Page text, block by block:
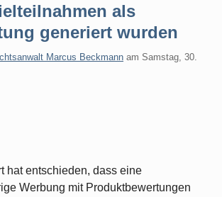
als
generiert wurden
Marcus Beckmann am Samstag, 30.
hat entschieden, dass eine
Werbung mit Produktbewertungen